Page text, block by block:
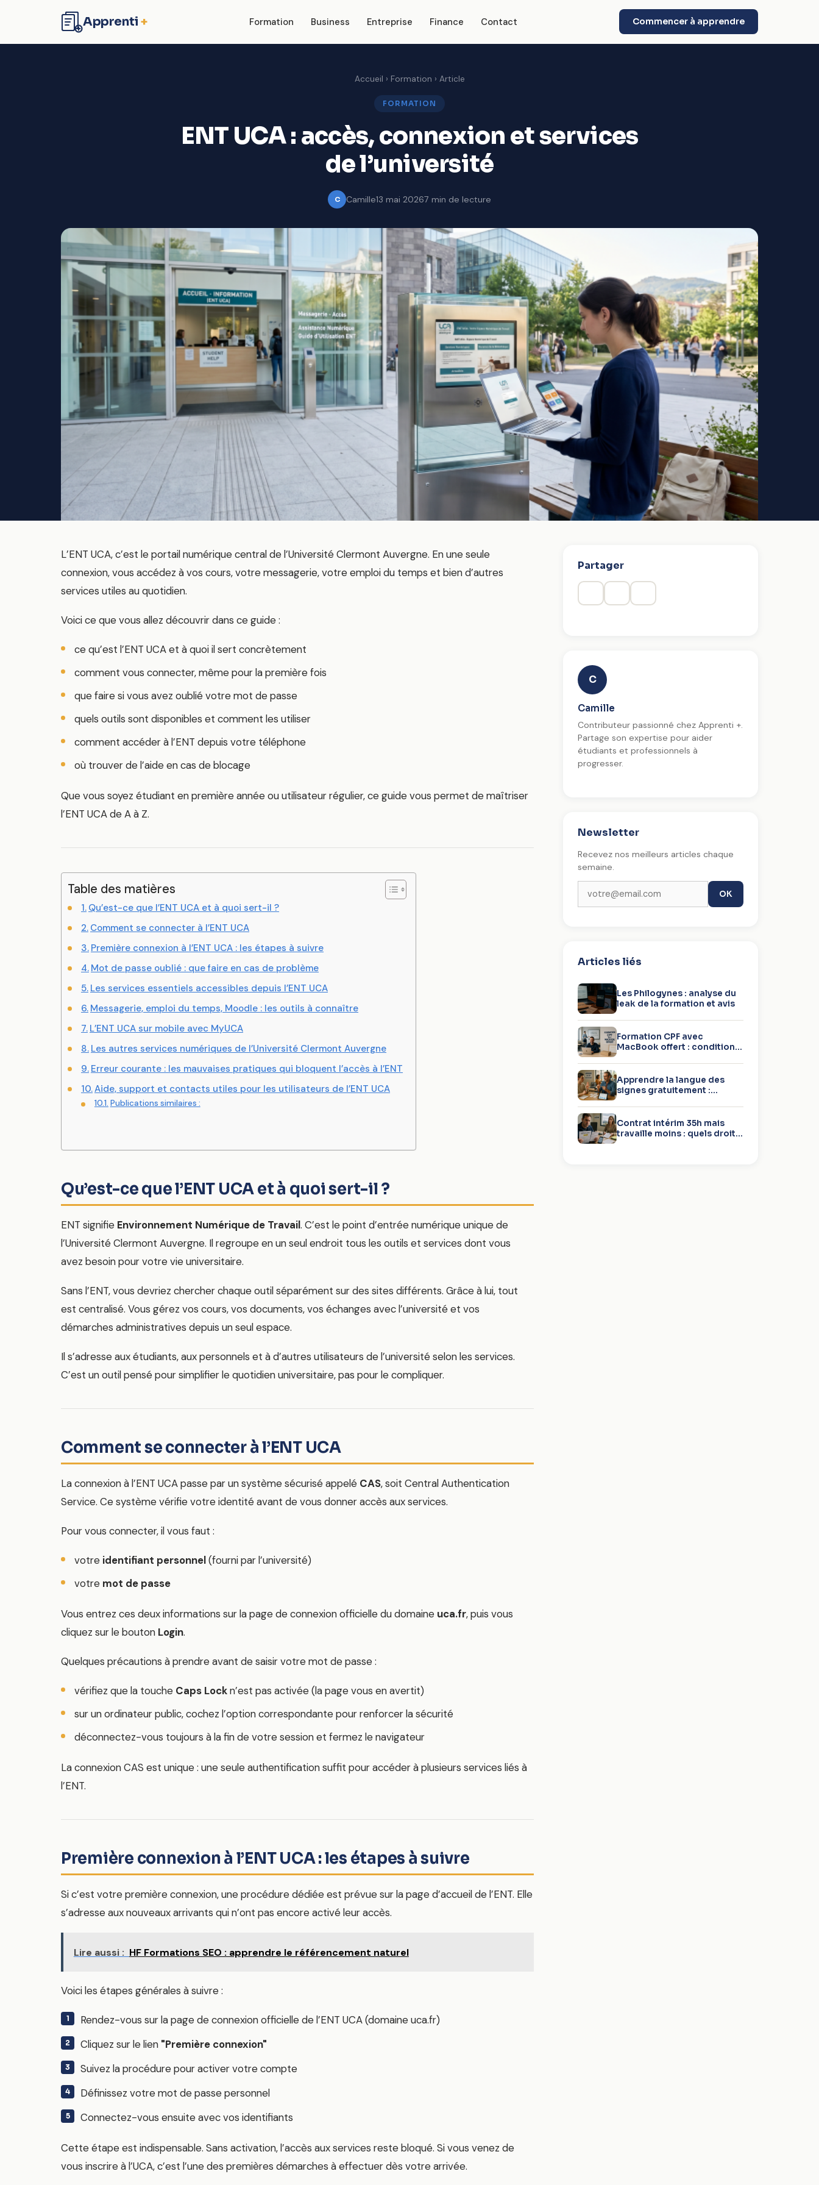
Apprenti+ Formation Business Entreprise Finance Contact Commencer à apprendre
Accueil › Formation › Article
FORMATION
ENT UCA : accès, connexion et services
de l’université
C Camille13 mai 20267 min de lecture
L’ENT UCA, c’est le portail numérique central de l’Université Clermont Auvergne. En une seule
connexion, vous accédez à vos cours, votre messagerie, votre emploi du temps et bien d’autres
services utiles au quotidien.
Voici ce que vous allez découvrir dans ce guide :
ce qu’est l’ENT UCA et à quoi il sert concrètement
comment vous connecter, même pour la première fois
que faire si vous avez oublié votre mot de passe
quels outils sont disponibles et comment les utiliser
comment accéder à l’ENT depuis votre téléphone
où trouver de l’aide en cas de blocage
Que vous soyez étudiant en première année ou utilisateur régulier, ce guide vous permet de maîtriser
l’ENT UCA de A à Z.
Table des matières
Qu’est-ce que l’ENT UCA et à quoi sert-il ?
Comment se connecter à l’ENT UCA
Première connexion à l’ENT UCA : les étapes à suivre
Mot de passe oublié : que faire en cas de problème
Les services essentiels accessibles depuis l’ENT UCA
Messagerie, emploi du temps, Moodle : les outils à connaître
L’ENT UCA sur mobile avec MyUCA
Les autres services numériques de l’Université Clermont Auvergne
Erreur courante : les mauvaises pratiques qui bloquent l’accès à l’ENT
Aide, support et contacts utiles pour les utilisateurs de l’ENT UCA
Publications similaires :
Qu’est-ce que l’ENT UCA et à quoi sert-il ?
ENT signifie Environnement Numérique de Travail. C’est le point d’entrée numérique unique de
l’Université Clermont Auvergne. Il regroupe en un seul endroit tous les outils et services dont vous
avez besoin pour votre vie universitaire.
Sans l’ENT, vous devriez chercher chaque outil séparément sur des sites différents. Grâce à lui, tout
est centralisé. Vous gérez vos cours, vos documents, vos échanges avec l’université et vos
démarches administratives depuis un seul espace.
Il s’adresse aux étudiants, aux personnels et à d’autres utilisateurs de l’université selon les services.
C’est un outil pensé pour simplifier le quotidien universitaire, pas pour le compliquer.
Comment se connecter à l’ENT UCA
La connexion à l’ENT UCA passe par un système sécurisé appelé CAS, soit Central Authentication
Service. Ce système vérifie votre identité avant de vous donner accès aux services.
Pour vous connecter, il vous faut :
votre identifiant personnel(fourni par l’université)
votre mot de passe
Vous entrez ces deux informations sur la page de connexion officielle du domaine uca.fr, puis vous
cliquez sur le bouton Login.
Quelques précautions à prendre avant de saisir votre mot de passe :
vérifiez que la touche Caps Lockn’est pas activée (la page vous en avertit)
sur un ordinateur public, cochez l’option correspondante pour renforcer la sécurité
déconnectez-vous toujours à la fin de votre session et fermez le navigateur
La connexion CAS est unique : une seule authentification suffit pour accéder à plusieurs services liés à
l’ENT.
Première connexion à l’ENT UCA : les étapes à suivre
Si c’est votre première connexion, une procédure dédiée est prévue sur la page d’accueil de l’ENT. Elle
s’adresse aux nouveaux arrivants qui n’ont pas encore activé leur accès.
Lire aussi : HF Formations SEO : apprendre le référencement naturel
Voici les étapes générales à suivre :
Rendez-vous sur la page de connexion officielle de l’ENT UCA (domaine uca.fr)
Cliquez sur le lien "Première connexion"
Suivez la procédure pour activer votre compte
Définissez votre mot de passe personnel
Connectez-vous ensuite avec vos identifiants
Cette étape est indispensable. Sans activation, l’accès aux services reste bloqué. Si vous venez de
vous inscrire à l’UCA, c’est l’une des premières démarches à effectuer dès votre arrivée.
Partager
C
Camille
Contributeur passionné chez Apprenti +.
Partage son expertise pour aider
étudiants et professionnels à
progresser.
Newsletter
Recevez nos meilleurs articles chaque
semaine.
OK
Articles liés
Les Philogynes : analyse du
leak de la formation et avis
Formation CPF avec
MacBook offert : conditions
Apprendre la langue des
signes gratuitement :
Contrat intérim 35h mais
travaille moins : quels droits